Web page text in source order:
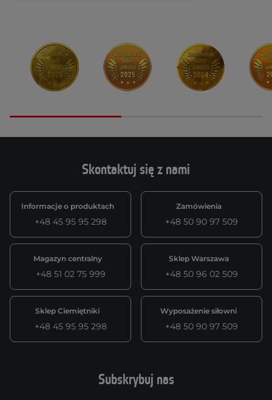
Skontaktuj się z nami
Informacje o produktach
+48 45 95 95 298
Zamówienia
+48 50 90 97 509
Magazyn centralny
+48 51 02 75 999
Sklep Warszawa
+48 50 96 02 509
Sklep Ciemiętniki
+48 45 95 95 298
Wyposażenie siłowni
+48 50 90 97 509
Subskrybuj nas